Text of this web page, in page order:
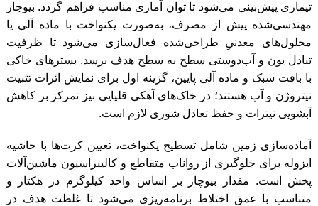
تیماری پیش‌بینی می‌شود تا توان آماری مناسب فراهم گردد. بیوچار
مهندسی‌شده پیش از مصرف، به‌صورت یکنواخت با ماده آلی یا
محلول‌های معدنیِ طراحی‌شده فعال‌سازی می‌شود تا ظرفیت
تبادل یون و آب‌دوستی سطح به سطح هدف برسد. بسترهای خاکی
با بافت سبک و ماده آلی پایین، گزینه اول برای نمایش اثرات تثبیت
نیتروژن و آب هستند؛ در خاک‌های آهکی قلیایی نیز تمرکز بر کاهش
آبشویی نیترات و حفظ تعادل شوری لازم است.
آماده‌سازی زمین شامل تسطیح یکنواخت، تعیین کرت‌ها با حاشیه
ایزوله برای جلوگیری از رواناب متقاطع و کالیبراسیون ماشین‌آلات
پخش است. مقدار بیوچار بر اساس واحد کیلوگرم در هکتار و
متناسب با عمق اختلاط برنامه‌ریزی می‌شود تا غلظت هدف در